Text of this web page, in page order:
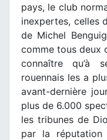
pays, le club
inexpertes, celles
de Michel
comme tous deux
connaître qu’à
rouennais les a
avant-dernière
plus de 6.000
les tribunes de
par la